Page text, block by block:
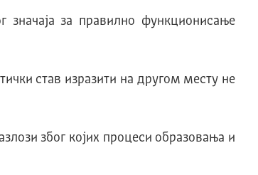
значаја за правилно функционисање
став изразити на другом месту не
због којих процеси образовања и